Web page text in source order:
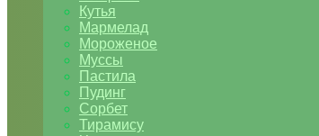
Кутья
Мармелад
Мороженое
Муссы
Пастила
Пудинг
Сорбет
Тирамису